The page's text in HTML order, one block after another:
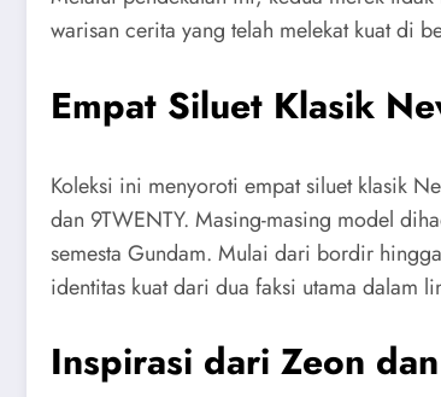
warisan cerita yang telah melekat kuat di
Empat Siluet Klasik
Koleksi ini menyoroti empat siluet klasik
dan 9TWENTY. Masing-masing model
semesta Gundam. Mulai dari bordir
identitas kuat dari dua faksi utama dalam
Inspirasi dari Zeon